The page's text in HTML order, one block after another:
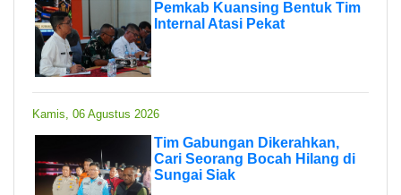
Pemkab Kuansing Bentuk Tim
Internal Atasi Pekat
Kamis, 06 Agustus 2026
Tim Gabungan Dikerahkan,
Cari Seorang Bocah Hilang di
Sungai Siak